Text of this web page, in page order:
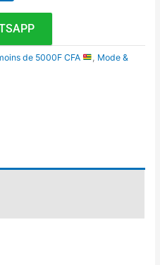
de 5000F CFA
Mode &